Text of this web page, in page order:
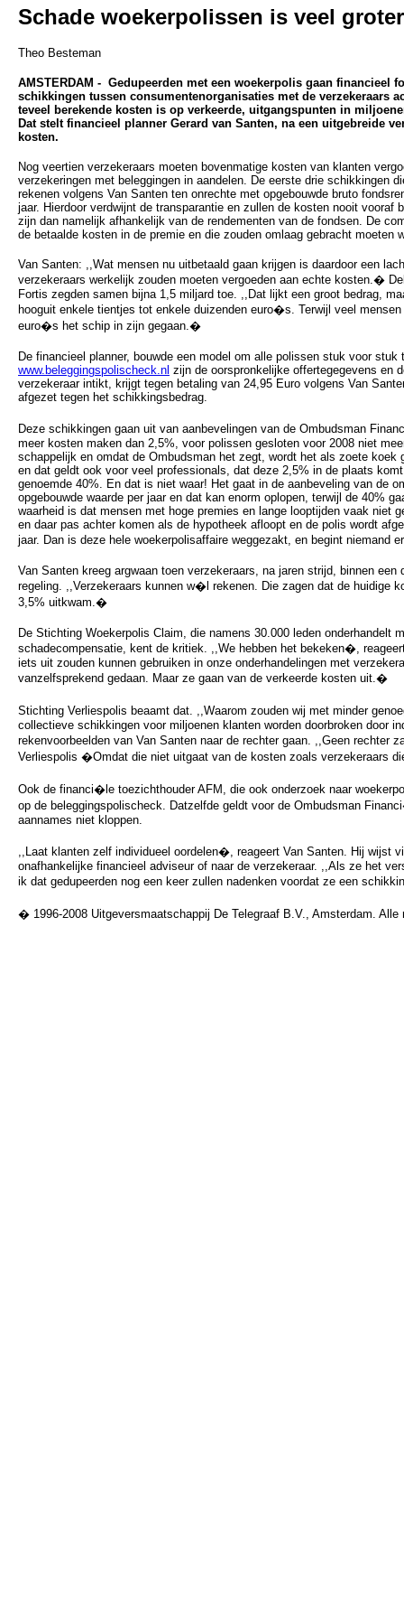
Schade woekerpolissen is veel groter
Theo Besteman
AMSTERDAM - Gedupeerden met een woekerpolis gaan financieel
schikkingen tussen consumentenorganisaties met de verzekeraars
teveel berekende kosten is op verkeerde, uitgangspunten in
Dat stelt financieel planner Gerard van Santen, na een uitgebreide
kosten.
Nog veertien verzekeraars moeten bovenmatige kosten van klanten
verzekeringen met beleggingen in aandelen. De eerste drie schikkingen
rekenen volgens Van Santen ten onrechte met opgebouwde bruto
jaar. Hierdoor verdwijnt de transparantie en zullen de kosten nooit vooraf
zijn dan namelijk afhankelijk van de rendementen van de fondsen. De
de betaalde kosten in de premie en die zouden omlaag gebracht moeten
Van Santen: ,,Wat mensen nu uitbetaald gaan krijgen is daardoor een
verzekeraars werkelijk zouden moeten vergoeden aan echte kosten.�
Fortis zegden samen bijna 1,5 miljard toe. ,,Dat lijkt een groot bedrag,
hooguit enkele tientjes tot enkele duizenden euro�s. Terwijl veel
euro�s het schip in zijn gegaan.�
De financieel planner, bouwde een model om alle polissen stuk voor stuk
www.beleggingspolischeck.nl zijn de oorspronkelijke offertegegevens en
verzekeraar intikt, krijgt tegen betaling van 24,95 Euro volgens Van
afgezet tegen het schikkingsbedrag.
Deze schikkingen gaan uit van aanbevelingen van de Ombudsman
meer kosten maken dan 2,5%, voor polissen gesloten voor 2008 niet
schappelijk en omdat de Ombudsman het zegt, wordt het als zoete
en dat geldt ook voor veel professionals, dat deze 2,5% in de plaats
genoemde 40%. En dat is niet waar! Het gaat in de aanbeveling van de
opgebouwde waarde per jaar en dat kan enorm oplopen, terwijl de 40%
waarheid is dat mensen met hoge premies en lange looptijden vaak niet
en daar pas achter komen als de hypotheek afloopt en de polis wordt
jaar. Dan is deze hele woekerpolisaffaire weggezakt, en begint niemand
Van Santen kreeg argwaan toen verzekeraars, na jaren strijd, binnen een
regeling. ,,Verzekeraars kunnen w�l rekenen. Die zagen dat de huidige
3,5% uitkwam.�
De Stichting Woekerpolis Claim, die namens 30.000 leden onderhandelt
schadecompensatie, kent de kritiek. ,,We hebben het bekeken�,
iets uit zouden kunnen gebruiken in onze onderhandelingen met
vanzelfsprekend gedaan. Maar ze gaan van de verkeerde kosten uit.�
Stichting Verliespolis beaamt dat. ,,Waarom zouden wij met minder
collectieve schikkingen voor miljoenen klanten worden doorbroken door
rekenvoorbeelden van Van Santen naar de rechter gaan. ,,Geen rechter
Verliespolis �Omdat die niet uitgaat van de kosten zoals verzekeraars
Ook de financi�le toezichthouder AFM, die ook onderzoek naar
op de beleggingspolischeck. Datzelfde geldt voor de Ombudsman
aannames niet kloppen.
,,Laat klanten zelf individueel oordelen�, reageert Van Santen. Hij wijst
onafhankelijke financieel adviseur of naar de verzekeraar. ,,Als ze het
ik dat gedupeerden nog een keer zullen nadenken voordat ze een
� 1996-2008 Uitgeversmaatschappij De Telegraaf B.V., Amsterdam. Alle